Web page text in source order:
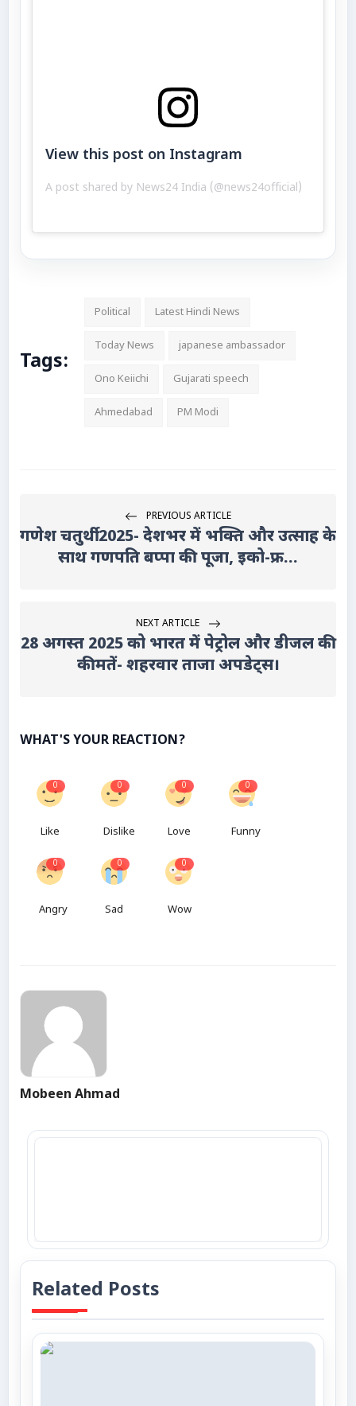
View this post on Instagram
A post shared by News24 India (@news24official)
Tags:
Political Latest Hindi News
Today News japanese ambassador
Ono Keiichi Gujarati speech
Ahmedabad PM Modi
PREVIOUS ARTICLE
गणेश चतुर्थी 2025- देशभर में भक्ति और उत्साह के
साथ गणपति बप्पा की पूजा, इको-फ्र...
NEXT ARTICLE
28 अगस्त 2025 को भारत में पेट्रोल और डीजल की
कीमतें- शहरवार ताजा अपडेट्स।
WHAT'S YOUR REACTION?
0
Like
0
Dislike
0
Love
0
Funny
0
Angry
0
Sad
0
Wow
Mobeen Ahmad
Related Posts